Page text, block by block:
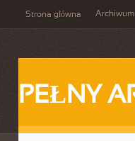
Strona główna Archiwum
PEŁNY